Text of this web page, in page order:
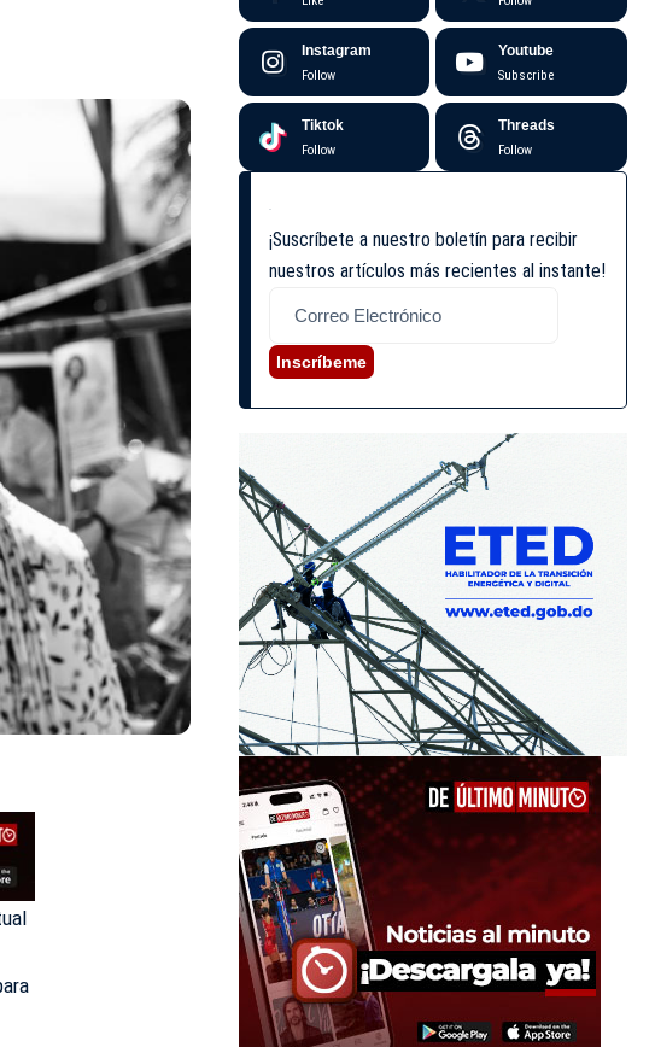
Instagram
Follow
Youtube
Subscribe
Tiktok
Follow
Threads
Follow
¡Suscríbete a nuestro boletín para recibir
nuestros artículos más recientes al instante!
Inscríbeme